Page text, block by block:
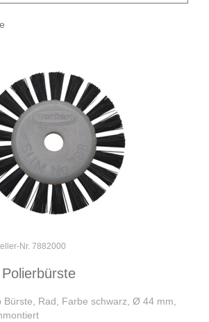
Nr. 7882000
Bürste, Rad, Farbe schwarz, Ø 44 mm,